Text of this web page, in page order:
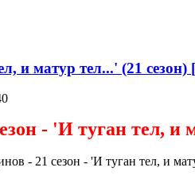
и матур тел...' (21
- 'И туган тел, и
- 21 сезон - 'И туган тел, и